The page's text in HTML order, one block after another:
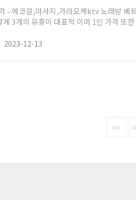
라오케ktv 노래방 베트남 청량고추 베트남 밤문화에는 에코걸, 붐붐 마사
3개의 유흥이 대표적 이며 1인 가격 또
통해 서비스를 제공하는 특징을 가지고
2023-12-13
<<